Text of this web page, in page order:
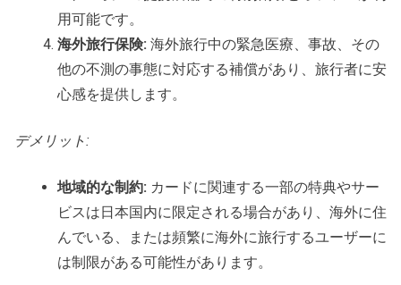
用可能です。
海外旅行保険: 海外旅行中の緊急医療、事故、その
他の不測の事態に対応する補償があり、旅行者に安
心感を提供します。
デメリット:
地域的な制約: カードに関連する一部の特典やサー
ビスは日本国内に限定される場合があり、海外に住
んでいる、または頻繁に海外に旅行するユーザーに
は制限がある可能性があります。